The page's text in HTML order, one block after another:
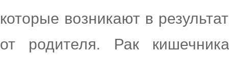
которые возникают в
от родителя. Рак